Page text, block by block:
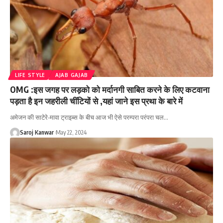
LIFE STYLE AJAB GAJAB
OMG :इस जगह पर लड़को को मर्दानगी साबित करने के लिए कटवाना
पड़ता है इन जहरीली चींटियों से ,यहां जाने इस प्रथा के बारे में
अमेजन की साटेरे-मावा ट्राइब्स के बीच आज भी ऐसे परम्परा परंपरा चल…
Saroj Kanwar May 22, 2024